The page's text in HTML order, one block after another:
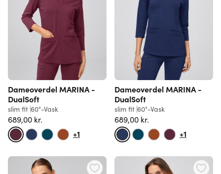
Dameoverdel MARINA -
DualSoft
slim fit 60°-Vask
689,00 kr.
+1
Dameoverdel MARINA -
DualSoft
slim fit 60°-Vask
689,00 kr.
+1